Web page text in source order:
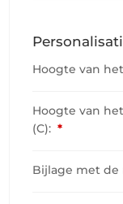
Hoogte van
Hoogte van
(C): *
Bijlage met de